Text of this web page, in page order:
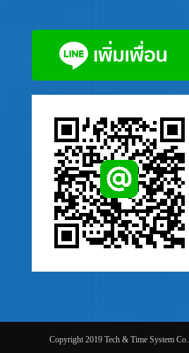
Copyright 2019 Tech & Time System